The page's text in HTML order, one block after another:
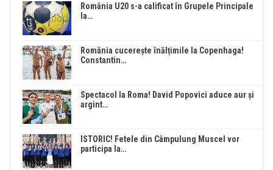
România U20 s-a calificat în Grupele Principale
la…
România cucerește înălțimile la Copenhaga!
Constantin…
Spectacol la Roma! David Popovici aduce aur și
argint…
ISTORIC! Fetele din Câmpulung Muscel vor
participa la…